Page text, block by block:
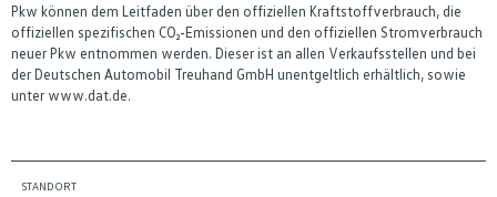
Pkw können dem Leitfaden über den offiziellen Kraftstoffverbrauch, die
offiziellen spezifischen CO₂-Emissionen und den offiziellen Stromverbrauch
neuer Pkw entnommen werden. Dieser ist an allen Verkaufsstellen und bei
der Deutschen Automobil Treuhand GmbH unentgeltlich erhältlich, sowie
unter www.dat.de.
STANDORT